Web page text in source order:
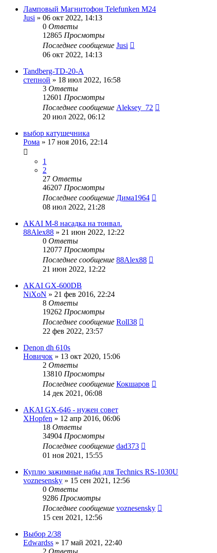
Ламповый Магнитофон Telefunken M24
Jusi » 06 окт 2022, 14:13
0 Ответы
12865 Просмотры
Последнее сообщение Jusi
06 окт 2022, 14:13
Tandberg-TD-20-A
степной » 18 июл 2022, 16:58
3 Ответы
12601 Просмотры
Последнее сообщение Aleksey_72
20 июл 2022, 06:12
выбор катушечника
Рома » 17 ноя 2016, 22:14
1
2
27 Ответы
46207 Просмотры
Последнее сообщение Дима1964
08 июл 2022, 21:28
AKAI M-8 насадка на тонвал.
88Alex88 » 21 июн 2022, 12:22
0 Ответы
12077 Просмотры
Последнее сообщение 88Alex88
21 июн 2022, 12:22
AKAI GX-600DB
NiXoN » 21 фев 2016, 22:24
8 Ответы
19262 Просмотры
Последнее сообщение Roll38
22 фев 2022, 23:57
Denon dh 610s
Новичок » 13 окт 2020, 15:06
2 Ответы
13810 Просмотры
Последнее сообщение Кокшаров
14 дек 2021, 06:08
AKAI GX-646 - нужен совет
XHopfen » 12 апр 2016, 06:06
18 Ответы
34904 Просмотры
Последнее сообщение dad373
01 ноя 2021, 15:55
Куплю зажимные набы для Technics RS-1030U
voznesensky » 15 сен 2021, 12:56
0 Ответы
9286 Просмотры
Последнее сообщение voznesensky
15 сен 2021, 12:56
Выбор 2/38
Edwardss » 17 май 2021, 22:40
2 Ответы